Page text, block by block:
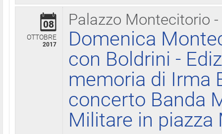
Palazzo Montecitorio
08
OTTOBRE
2017
Domenica
con Boldrini -
memoria di Irma
concerto Banda
Militare in